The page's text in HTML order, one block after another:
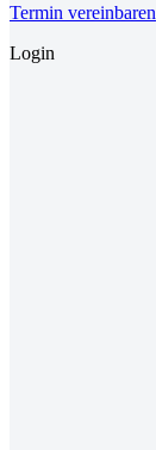
Termin vereinbaren
Login